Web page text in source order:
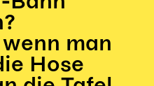
man
Hose